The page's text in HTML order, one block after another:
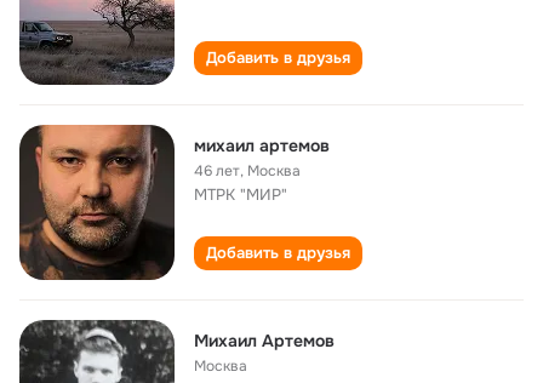
Добавить в друзья
михаил артемов
46 лет, Москва
МТРК "МИР"
Добавить в друзья
Михаил Артемов
Москва